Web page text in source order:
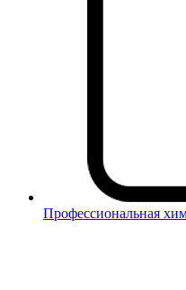
Профессиональная